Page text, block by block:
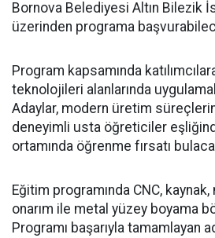
Bornova Belediyesi Altın Bilezik
üzerinden programa
Program kapsamında
teknolojileri alanlarında
Adaylar, modern üretim
deneyimli usta öğreticiler
ortamında öğrenme fırsatı
Eğitim programında CNC,
onarım ile metal yüzey boyama
Programı başarıyla tamamlayan